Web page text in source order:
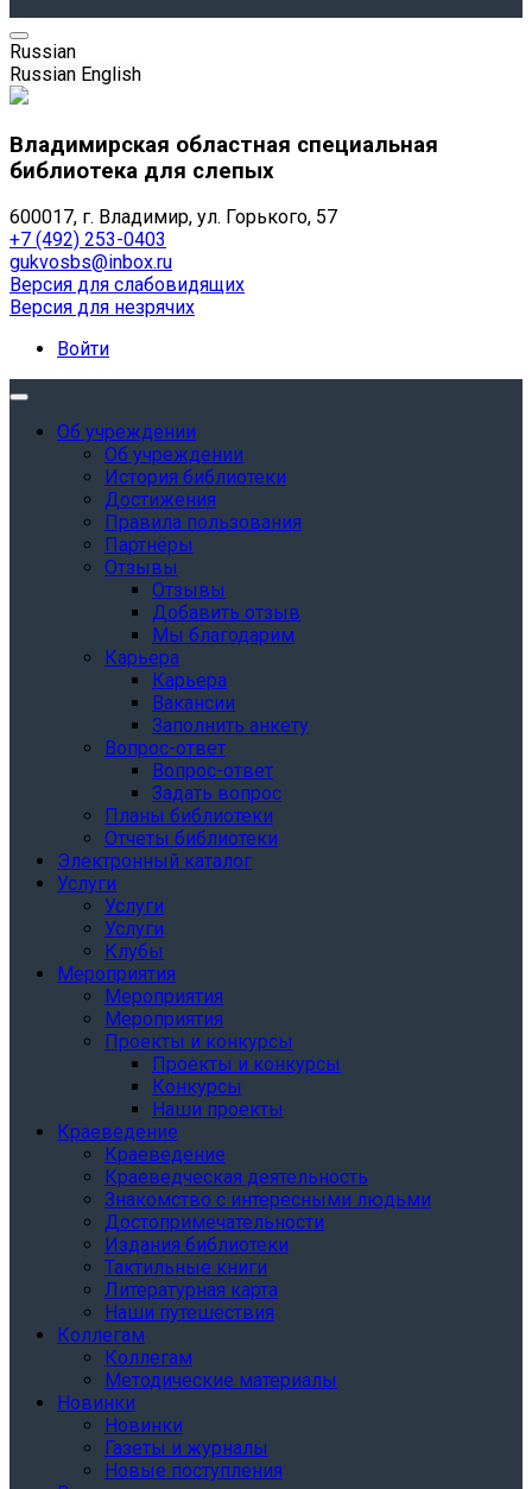
Russian
Russian English
Владимирская областная специальная
библиотека для слепых
600017, г. Владимир, ул. Горького, 57
+7 (492) 253-0403
gukvosbs@inbox.ru
Версия для слабовидящих
Версия для незрячих
Войти
Об учреждении
Об учреждении
История библиотеки
Достижения
Правила пользования
Партнёры
Отзывы
Отзывы
Добавить отзыв
Мы благодарим
Карьера
Карьера
Вакансии
Заполнить анкету
Вопрос-ответ
Вопрос-ответ
Задать вопрос
Планы библиотеки
Отчеты библиотеки
Электронный каталог
Услуги
Услуги
Услуги
Клубы
Мероприятия
Мероприятия
Мероприятия
Проекты и конкурсы
Проекты и конкурсы
Конкурсы
Наши проекты
Краеведение
Краеведение
Краеведческая деятельность
Знакомство с интересными людьми
Достопримечательности
Издания библиотеки
Тактильные книги
Литературная карта
Наши путешествия
Коллегам
Коллегам
Методические материалы
Новинки
Новинки
Газеты и журналы
Новые поступления